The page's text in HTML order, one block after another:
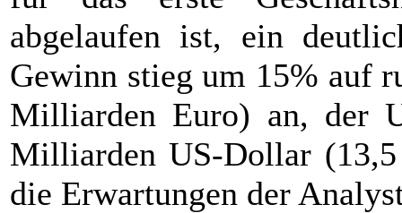
abgelaufen ist, ein
Gewinn stieg um 15% auf
Milliarden Euro) an, der
Milliarden US-Dollar
die Erwartungen der